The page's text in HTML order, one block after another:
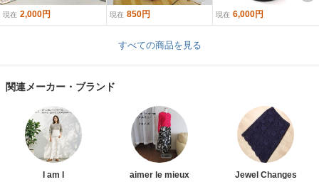
現在 2,000円 現在 850円 現在 6,000円
すべての商品を見る
関連メーカー・ブランド
I am I aimer le mieux Jewel Changes